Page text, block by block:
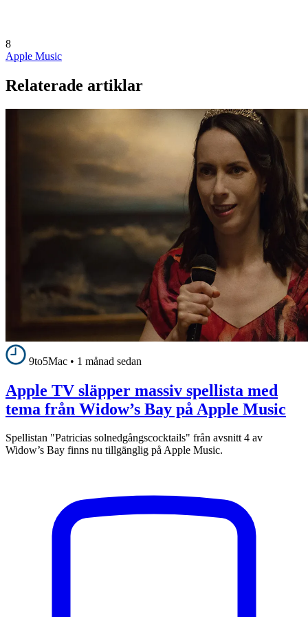
8
Apple Music
Relaterade artiklar
9to5Mac • 1 månad sedan
Apple TV släpper massiv spellista med
tema från Widow’s Bay på Apple Music
Spellistan "Patricias solnedgångscocktails" från avsnitt 4 av
Widow’s Bay finns nu tillgänglig på Apple Music.